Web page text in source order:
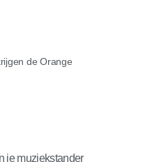
de Orange
je muziekstander